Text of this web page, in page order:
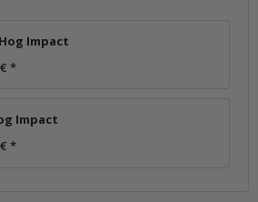
Impact
*
Impact
*